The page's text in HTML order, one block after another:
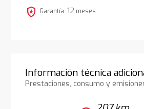
local_police Garantía: 12 meses
Información técnica
Prestaciones, consumo y